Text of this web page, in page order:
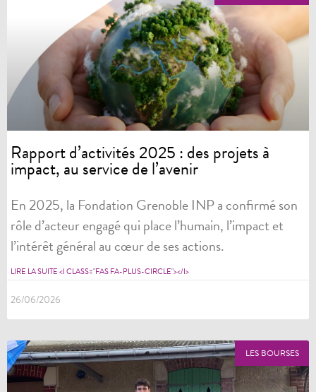
Rapport d’activités 2025 : des projets à
impact, au service de l’avenir
En 2025, la Fondation Grenoble INP a confirmé son
rôle d’acteur engagé qui place l’humain, l’impact et
l’intérêt général au cœur de ses actions.
LIRE LA SUITE <I CLASS="FAS FA-PLUS-CIRCLE"></I>
26/06/2026
LES BOURSES